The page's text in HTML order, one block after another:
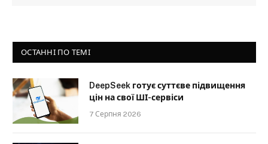
ОСТАННІ ПО ТЕМІ
DeepSeek готує суттєве підвищення
цін на свої ШІ-сервіси
7 Серпня 2026